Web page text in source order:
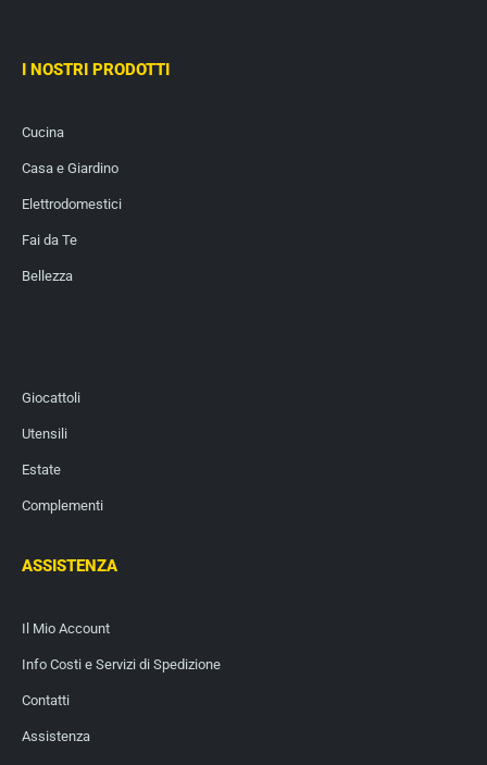
I NOSTRI PRODOTTI
Cucina
Casa e Giardino
Elettrodomestici
Fai da Te
Bellezza
Giocattoli
Utensili
Estate
Complementi
ASSISTENZA
Il Mio Account
Info Costi e Servizi di Spedizione
Contatti
Assistenza